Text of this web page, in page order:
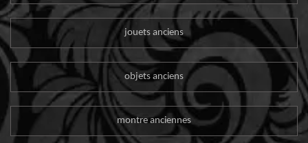
jouets anciens
objets anciens
montre anciennes